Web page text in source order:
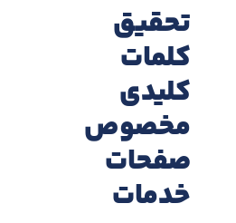
تحقیق
کلمات
کلیدی
مخصوص
صفحات
خدمات